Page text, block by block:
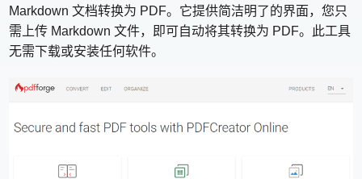
Markdown 文档转换为 PDF。它提供简洁明了的界面，您只
需上传 Markdown 文件，即可自动将其转换为 PDF。此工具
无需下载或安装任何软件。